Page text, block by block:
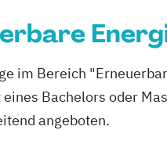
Technology
and Earth from Space
Systems and
Research
im Bereich
Bachelors oder
angeboten.